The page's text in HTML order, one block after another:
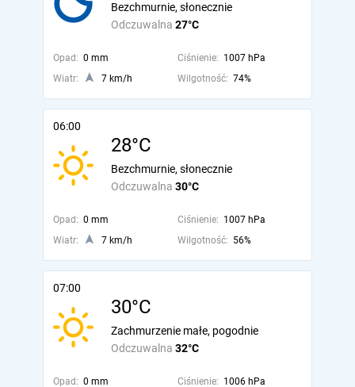
Odczuwalna 27°C
Bezchmurnie, słonecznie
Opad: 0 mm Ciśnienie: 1007 hPa
Wiatr:
7 km/h Wilgotność: 74%
06:00
28°C
Odczuwalna 30°C
Bezchmurnie, słonecznie
Opad: 0 mm Ciśnienie: 1007 hPa
Wiatr:
7 km/h Wilgotność: 56%
07:00
30°C
Odczuwalna 32°C
Zachmurzenie małe, pogodnie
Opad: 0 mm Ciśnienie: 1006 hPa